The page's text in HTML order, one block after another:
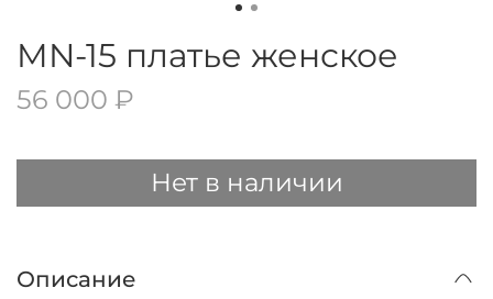
MN-15 платье женское
56 000 ₽
Нет в наличии
Описание